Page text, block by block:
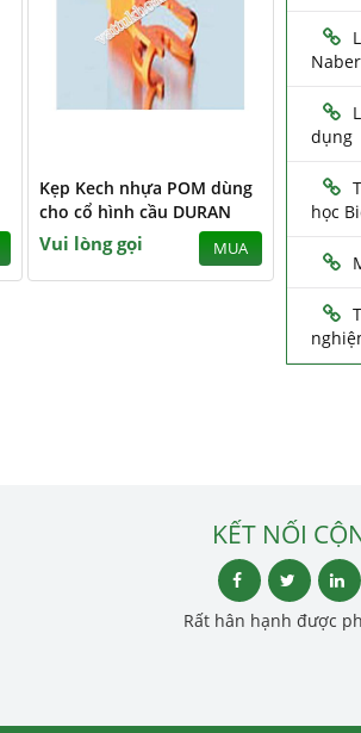
Kẹp Kech nhựa POM dùng
cho cổ hình cầu DURAN
Vui lòng gọi MUA
dụng
học
KẾT NỐI
Rất hân hạnh được